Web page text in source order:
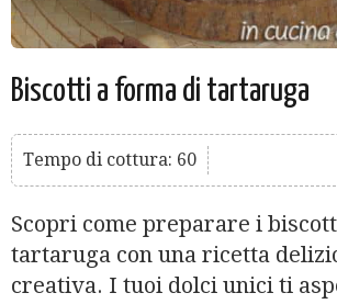
Biscotti a forma di tartaruga
Tempo di cottura: 60
Scopri come preparare i
tartaruga con una ricetta
creativa. I tuoi dolci unici ti